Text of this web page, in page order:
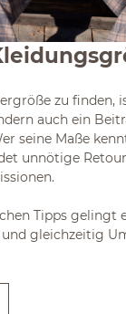
zu finden,
auch ein
seine Maße
unnötige
Tipps gelingt
gleichzeitig